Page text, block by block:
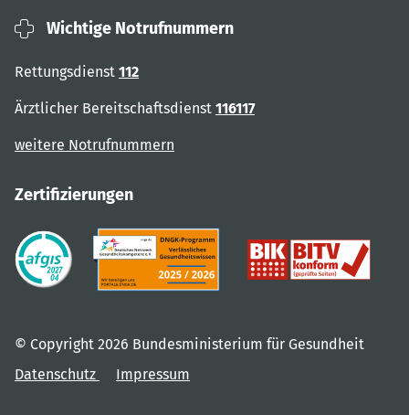
Wichtige Notrufnummern
Rettungsdienst 112
Ärztlicher Bereitschaftsdienst 116117
weitere Notrufnummern
Zertifizierungen
© Copyright 2026 Bundesministerium für Gesundheit
Datenschutz
Impressum